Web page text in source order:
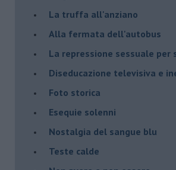
La truffa all'anziano
Alla fermata dell'autobus
La repressione sessuale per
Diseducazione televisiva e
Foto storica
Esequie solenni
Nostalgia del sangue blu
Teste calde